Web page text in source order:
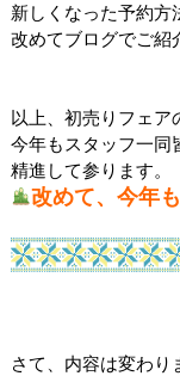
新しくなった予約方
改めてブログでご紹
以上、初売りフェア
今年もスタッフ一同
精進して参ります。
改めて、今年
さて、内容は変わり